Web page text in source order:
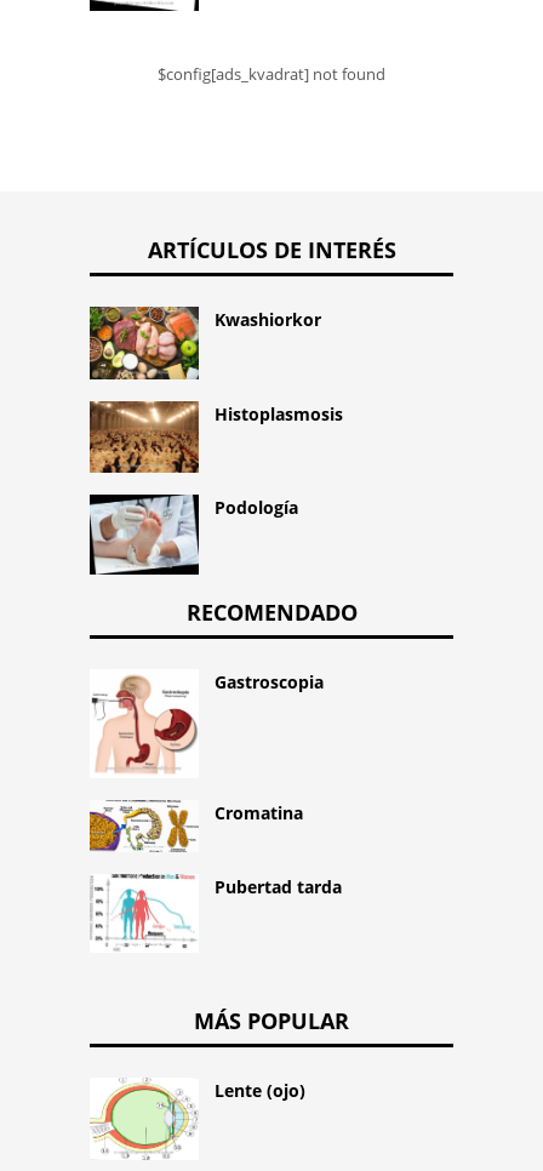
$config[ads_kvadrat] not found
ARTÍCULOS DE INTERÉS
Kwashiorkor
Histoplasmosis
Podología
RECOMENDADO
Gastroscopia
Cromatina
Pubertad tarda
MÁS POPULAR
Lente (ojo)